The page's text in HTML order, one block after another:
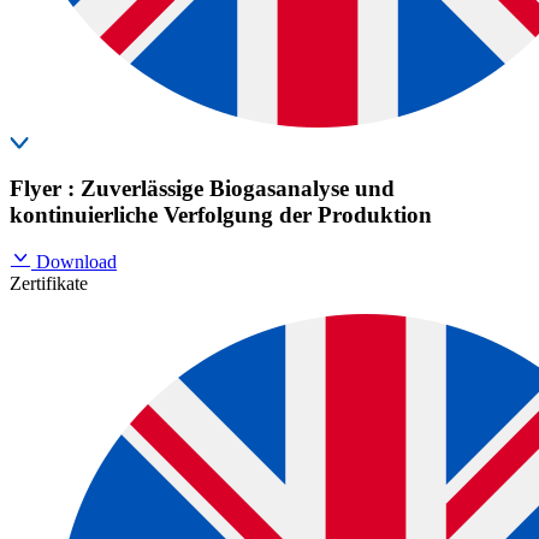
Flyer : Zuverlässige Biogasanalyse und
kontinuierliche Verfolgung der Produktion
Download
Zertifikate